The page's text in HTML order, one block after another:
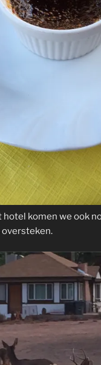
hotel komen we ook
oversteken.